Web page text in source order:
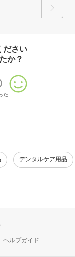
ださい
か？
た
デンタルケア用品
ヘルプガイド